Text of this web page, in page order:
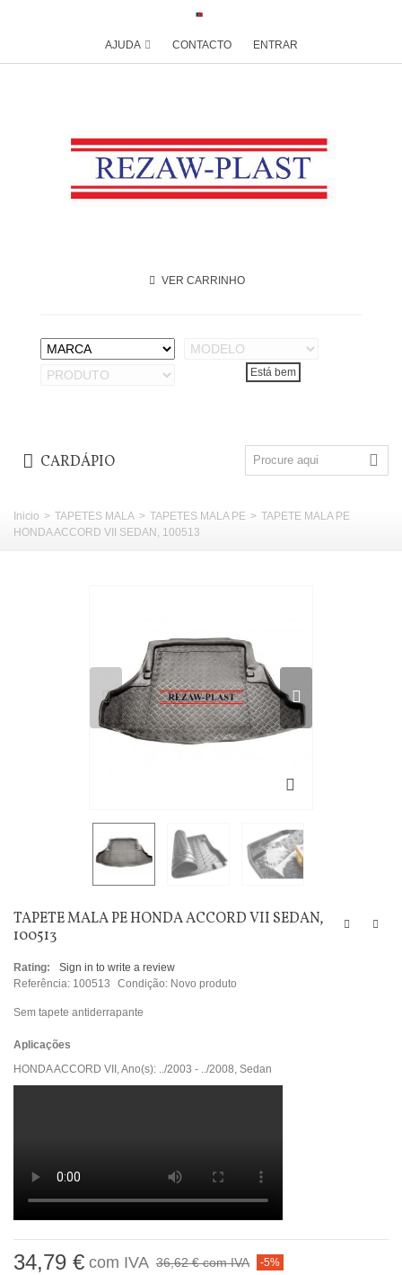
AJUDA CONTACTO ENTRAR
VER CARRINHO
CARDÁPIO
Inicio > TAPETES MALA > TAPETES MALA PE > TAPETE MALA PE
HONDA ACCORD VII SEDAN, 100513
TAPETE MALA PE HONDA ACCORD VII SEDAN,
100513
Rating:
Sign in to write a review
Referência: 100513 Condição: Novo produto
Sem tapete antiderrapante
Aplicações
HONDA ACCORD VII, Ano(s): ../2003 - ../2008, Sedan
34,79 € com IVA 36,62 €com IVA -5%